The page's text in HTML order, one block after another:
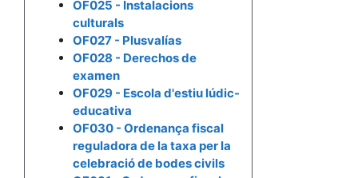
OF025 - Instalacions
culturals
OF027 - Plusvalías
OF028 - Derechos de
examen
OF029 - Escola d'estiu lúdic-
educativa
OF030 - Ordenança fiscal
reguladora de la taxa per la
celebració de bodes civils